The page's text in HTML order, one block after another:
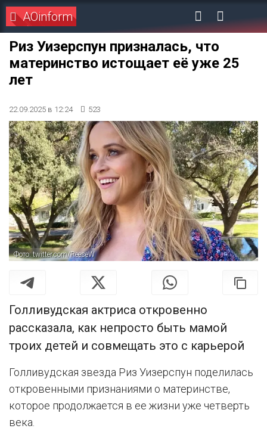
AOinform
Риз Уизерспун призналась, что
материнство истощает её уже 25
лет
22.09.2025 в 12:24 523
Фото: twitter.com/ReeseW
Голливудская актриса откровенно
рассказала, как непросто быть мамой
троих детей и совмещать это с карьерой
Голливудская звезда Риз Уизерспун поделилась
откровенными признаниями о материнстве,
которое продолжается в ее жизни уже четверть
века.